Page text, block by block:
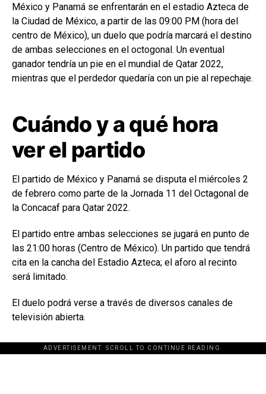
México y Panamá se enfrentarán en el estadio Azteca de
la Ciudad de México, a partir de las 09:00 PM (hora del
centro de México), un duelo que podría marcará el destino
de ambas selecciones en el octogonal. Un eventual
ganador tendría un pie en el mundial de Qatar 2022,
mientras que el perdedor quedaría con un pie al repechaje.
Cuándo y a qué hora
ver el partido
El partido de México y Panamá se disputa el miércoles 2
de febrero como parte de la Jornada 11 del Octagonal de
la Concacaf para Qatar 2022.
El partido entre ambas selecciones se jugará en punto de
las 21:00 horas (Centro de México). Un partido que tendrá
cita en la cancha del Estadio Azteca; el aforo al recinto
será limitado.
El duelo podrá verse a través de diversos canales de
televisión abierta.
ADVERTISEMENT. SCROLL TO CONTINUE READING.